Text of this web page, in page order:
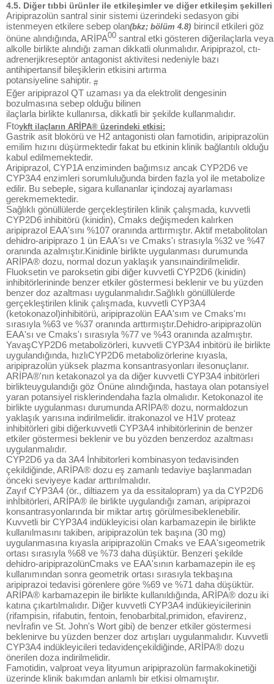
4.5. Diğer tıbbi ürünler ile etkileşimler ve diğer etkileşim şekilleri
Aripiprazolün santral sinir sistemi üzerindeki sedasyon gibi
istenmeyen etkilere sebep olan(bkz; bölüm 4.8) birincil etkileri göz
önüne alındığında, ARİPA00 santral etki gösteren diğerilaçlarla veya
alkolle birlikte alındığı zaman dikkatli olunmalıdır. Aripiprazol, ctı-
adrenerjikreseptör antagonist aktivitesi nedeniyle bazı
antihipertansif bileşiklerin etkisini artırma
potansiyeline sahiptir. #
Eğer aripiprazol QT uzaması ya da elektrolit dengesinin
bozulmasına sebep olduğu bilinen
ilaçlarla birlikte kullanırsa, dikkatli bir şekilde kullanmalıdır.
Ftoykft ilaçların ARİPA® üzerindeki etkisi:
Gastrik asit blokörü ve H2 antagonisti olan famotidin, aripiprazolün
emilim hızını düşürmektedir fakat bu etkinin klinik bağlantılı olduğu
kabul edilmemektedir.
Aripiprazol, CYP1A enziminden bağımsız ancak CYP2D6 ve
CYP3A4 enzimleri sorumluluğunda birden fazla yol ile metabolize
edilir. Bu sebeple, sigara kullananlar içindozaj ayarlaması
gerekmemektedir.
Sağlıklı gönüllülerde gerçekleştirilen klinik çalışmada, kuvvetli
CYP2D6 inhibitörü (kinidin), Cmaks değişmeden kalırken
aripiprazol EAA'sını %107 oranında arttırmıştır. Aktif metabolitolan
dehidro-aripiprazo 1 ün EAA'sı ve Cmaks'ı strasıyla %32 ve %47
oranında azalmıştır.Kinidinle birlikte uygulanması durumunda
ARİPA® dozu, normal dozun yaklaşık yansınaindirilmelidir.
Fluoksetin ve paroksetin gibi diğer kuvvetli CYP2D6 (kinidin)
inhibitörlerininde benzer etkiler göstermesi beklenir ve bu yüzden
benzer doz azaltması uygulanmalıdır.Sağlıklı gönüllülerde
gerçekleştirilen klinik çalışmada, kuvvetli CYP3A4
(ketokonazol)inhibitörü, aripiprazolün EAA'sım ve Cmaks'mı
sırasıyla %63 ve %37 oranında arttırmıştır.Dehidro-aripiprazolün
EAA'sı ve Cmaks'ı sırasıyla %77 ve %43 oranında azalmıştır.
YavaşCYP2D6 metabolizörleri, kuvvetli CYP3A4 inbitörü ile birlikte
uygulandığında, hızlıCYP2D6 metabolizörlerine kıyasla,
aripiprazolün yüksek plazma konsantrasyonları ilesonuçlanır.
ARİPA®'nın ketakonazol ya da diğer kuvvetli CYP3A4 inbitörleri
birlikteuygulandığı göz Önüne alındığında, hastaya olan potansiyel
yaran potansiyel risklerindendaha fazla olmalıdır. Ketokonazol ite
birlikte uygulanması durumunda ARİPA® dozu, normaldozun
yaklaşık yarısına indirilmelidir. itrakonazol ve H1V proteaz
inhibitörleri gibi diğerkuvvetli CYP3A4 inhibitörlerinin de benzer
etkiler göstermesi beklenir ve bu yözden benzerdoz azaltması
uygulanmalıdır.
CYP2D6 ya da 3A4 İnhibitorleri kombinasyon tedavisinden
çekildiğinde, ARİPA® dozu eş zamanlı tedaviye başlanmadan
önceki seviyeye kadar arttırılmalıdır.
Zayıf CYP3A4 (ör., diltiazem ya da essitalopram) ya da CYP2D6
inhİbitörleri, ARİPA® ile birlikte uygulandığı zaman, aripiprazoi
konsantrasyonlarında bir miktar artış görülmesibeklenebilir.
Kuvvetli bir CYP3A4 indükleyicisi olan karbamazepin ile birlikte
kullanılmasını takiben, aripiprazolün tek başına (30 mg)
uygulanmasına kıyasla aripiprazolün Cmaks ve EAA'sıgeometrik
ortası sırasıyla %68 ve %73 daha düşüktür. Benzeri şekilde
dehidro-aripiprazolünCmaks ve EAA'sının karbamazepin ile eş
kullanımından sonra geometrik ortası sırasıyla tekbaşına
aripiprazoi tedavisi görenlere göre %69 ve %71 daha düşüktür.
ARİPA® karbamazepin ile birlikte kullanıldığında, ARİPA® dozu iki
katına çıkartılmalıdır. Diğer kuvvetli CYP3A4 indükieyicilerinin
(rifampisin, rifabutin, fentoin, fenobarbital,primidon, efavirenz,
nevİrafin ve St. John's Wort gibi) de benzer etkiler göstermesi
beklenirve bu yüzden benzer doz artışları uygulanmalıdır. Kuvvetli
CYP3A4 indükleyicileri tedavidençekildiğinde, ARİPA® dozu
önerilen doza indirilmelidir.
Famotidin, valproat veya lityumun aripiprazolün farmakokinetiği
üzerinde klinik bakımdan anlamlı bir etkisi olmamıştır.